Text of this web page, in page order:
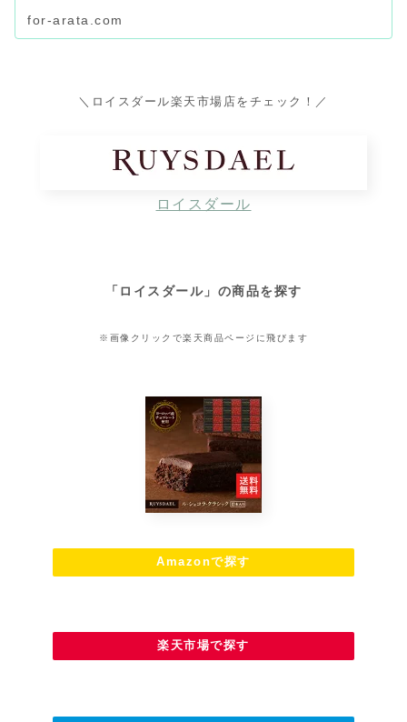
for-arata.com
＼ロイスダール楽天市場店をチェック！／
ロイスダール
「ロイスダール」の商品を探す
※画像クリックで楽天商品ページに飛びます
Amazonで探す
楽天市場で探す